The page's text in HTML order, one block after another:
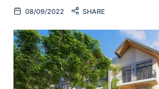
08/09/2022 SHARE